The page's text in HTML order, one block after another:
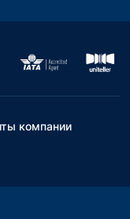
компании